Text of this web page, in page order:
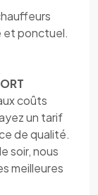
et ponctuel.
coûts
un tarif
de qualité.
soir, nous
meilleures